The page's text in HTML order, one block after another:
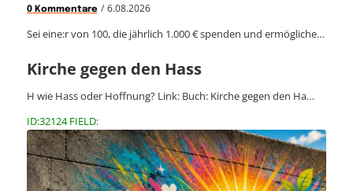
0 Kommentare / 6.08.2026
Sei eine:r von 100, die jährlich 1.000 € spenden und ermögliche…
Kirche gegen den Hass
H wie Hass oder Hoffnung? Link: Buch: Kirche gegen den Ha…
ID:32124 FIELD: